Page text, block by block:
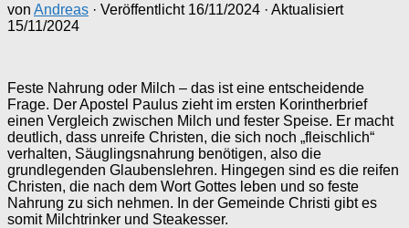
von Andreas · Veröffentlicht 16/11/2024 · Aktualisiert
15/11/2024
Feste Nahrung oder Milch – das ist eine entscheidende
Frage. Der Apostel Paulus zieht im ersten Korintherbrief
einen Vergleich zwischen Milch und fester Speise. Er macht
deutlich, dass unreife Christen, die sich noch „fleischlich“
verhalten, Säuglingsnahrung benötigen, also die
grundlegenden Glaubenslehren. Hingegen sind es die reifen
Christen, die nach dem Wort Gottes leben und so feste
Nahrung zu sich nehmen. In der Gemeinde Christi gibt es
somit Milchtrinker und Steakesser.